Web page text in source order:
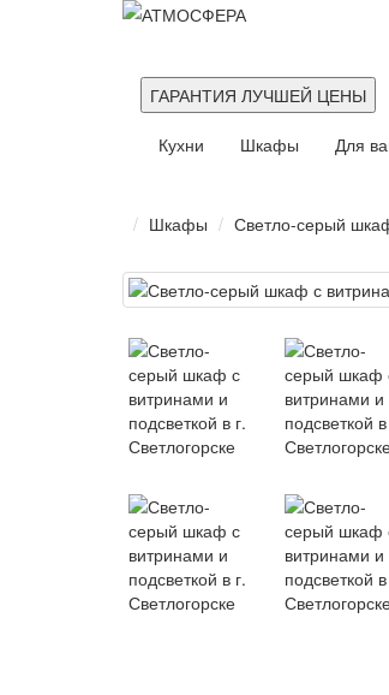
ГАРАНТИЯ ЛУЧШЕЙ ЦЕНЫ
Кухни Шкафы Для
Шкафы Светло-серый